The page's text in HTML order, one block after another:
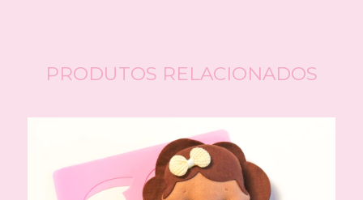
PRODUTOS RELACIONADOS